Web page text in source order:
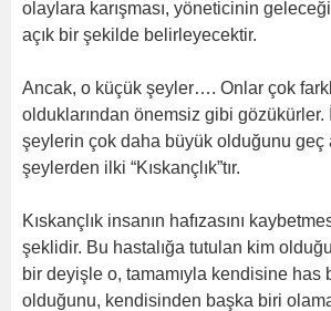
olaylara karışması, yöneticinin
açık bir şekilde belirleyecektir.
Ancak, o küçük şeyler…. Onlar çok
olduklarından önemsiz gibi gözükürler.
şeylerin çok daha büyük olduğunu
şeylerden ilki “Kıskançlık”tır.
Kıskançlık insanın hafızasını
şeklidir. Bu hastalığa tutulan kim
bir deyişle o, tamamıyla kendisine has
olduğunu, kendisinden başka biri